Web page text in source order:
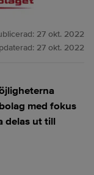
27 okt. 2022
27 okt. 2022
med fokus
delas ut till